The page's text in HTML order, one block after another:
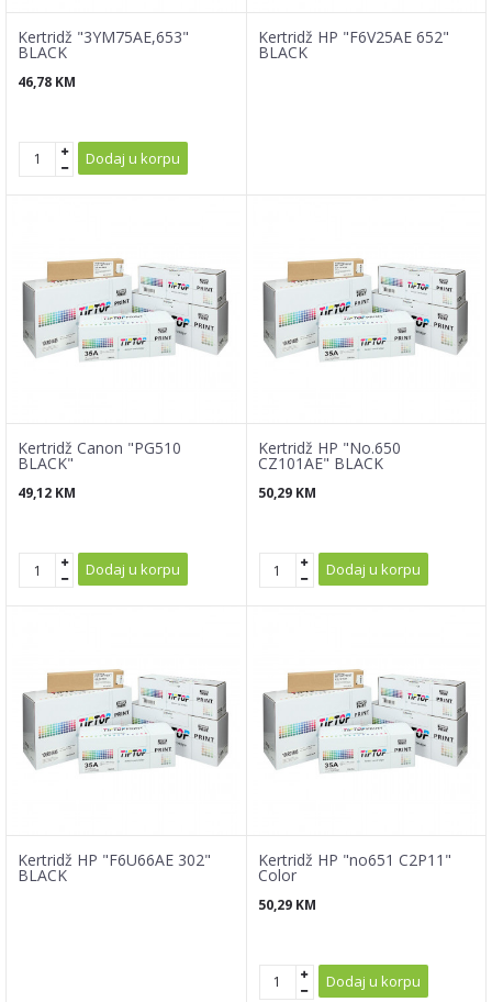
Kertridž "3YM75AE,653"
BLACK
46,78 KM
Dodaj u korpu
Kertridž HP "F6V25AE 652"
BLACK
Kertridž Canon "PG510
BLACK"
49,12 KM
Dodaj u korpu
Kertridž HP "No.650
CZ101AE" BLACK
50,29 KM
Dodaj u korpu
Kertridž HP "F6U66AE 302"
BLACK
Kertridž HP "no651 C2P11"
Color
50,29 KM
Dodaj u korpu